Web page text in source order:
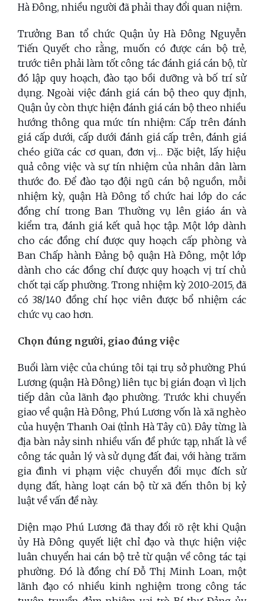
Hà Đông, nhiều người đã phải thay đổi quan niệm.
Trưởng Ban tổ chức Quận ủy Hà Đông Nguyễn
Tiến Quyết cho rằng, muốn có được cán bộ trẻ,
trước tiên phải làm tốt công tác đánh giá cán bộ, từ
đó lập quy hoạch, đào tạo bồi dưỡng và bố trí sử
dụng. Ngoài việc đánh giá cán bộ theo quy định,
Quận ủy còn thực hiện đánh giá cán bộ theo nhiều
hướng thông qua mức tín nhiệm: Cấp trên đánh
giá cấp dưới, cấp dưới đánh giá cấp trên, đánh giá
chéo giữa các cơ quan, đơn vị… Đặc biệt, lấy hiệu
quả công việc và sự tín nhiệm của nhân dân làm
thước đo. Để đào tạo đội ngũ cán bộ nguồn, mỗi
nhiệm kỳ, quận Hà Đông tổ chức hai lớp do các
đồng chí trong Ban Thường vụ lên giáo án và
kiểm tra, đánh giá kết quả học tập. Một lớp dành
cho các đồng chí được quy hoạch cấp phòng và
Ban Chấp hành Đảng bộ quận Hà Đông, một lớp
dành cho các đồng chí được quy hoạch vị trí chủ
chốt tại cấp phường. Trong nhiệm kỳ 2010-2015, đã
có 38/140 đồng chí học viên được bổ nhiệm các
chức vụ cao hơn.
Chọn đúng người, giao đúng việc
Buổi làm việc của chúng tôi tại trụ sở phường Phú
Lương (quận Hà Đông) liên tục bị gián đoạn vì lịch
tiếp dân của lãnh đạo phường. Trước khi chuyển
giao về quận Hà Đông, Phú Lương vốn là xã nghèo
của huyện Thanh Oai (tỉnh Hà Tây cũ). Đây từng là
địa bàn nảy sinh nhiều vấn đề phức tạp, nhất là về
công tác quản lý và sử dụng đất đai, với hàng trăm
gia đình vi phạm việc chuyển đổi mục đích sử
dụng đất, hàng loạt cán bộ từ xã đến thôn bị kỷ
luật về vấn đề này.
Diện mạo Phú Lương đã thay đổi rõ rệt khi Quận
ủy Hà Đông quyết liệt chỉ đạo và thực hiện việc
luân chuyển hai cán bộ trẻ từ quận về công tác tại
phường. Đó là đồng chí Đỗ Thị Minh Loan, một
lãnh đạo có nhiều kinh nghiệm trong công tác